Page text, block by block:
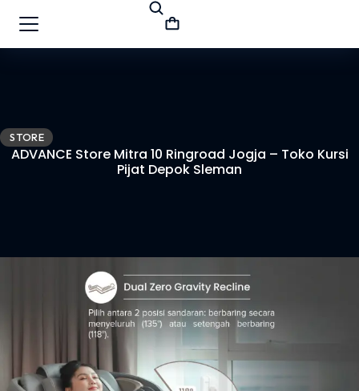
STORE
ADVANCE Store Mitra 10 Ringroad Jogja – Toko Kursi
Pijat Depok Sleman